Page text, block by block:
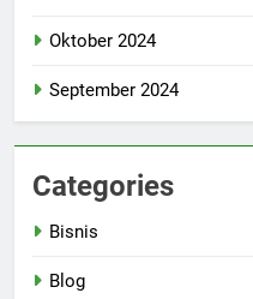
Oktober 2024
September 2024
Categories
Bisnis
Blog